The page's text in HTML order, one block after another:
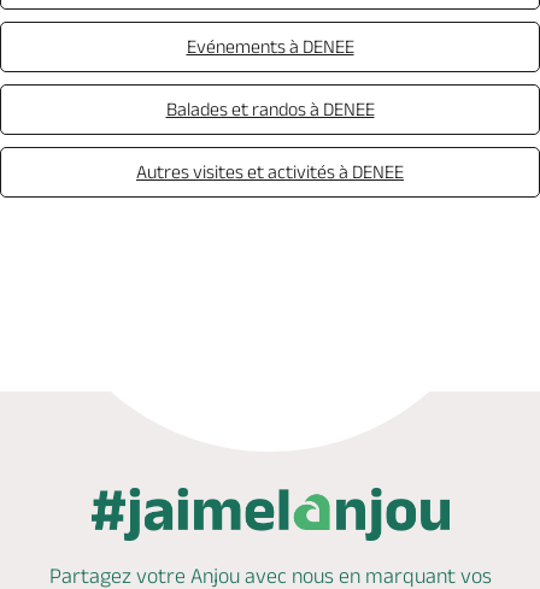
Evénements à DENEE
Balades et randos à DENEE
Autres visites et activités à DENEE
Partagez votre Anjou avec nous en marquantvos